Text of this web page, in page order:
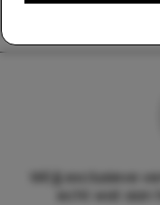
Wil jij exclusieve
echt wat aan